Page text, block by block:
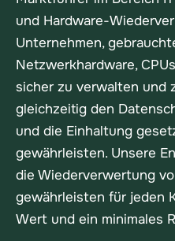
und Hardware-
Unternehmen,
Netzwerkhardware,
sicher zu verwalten und
gleichzeitig den
und die Einhaltung
gewährleisten. Unsere
die Wiederverwertung
gewährleisten für jeden
Wert und ein minimales